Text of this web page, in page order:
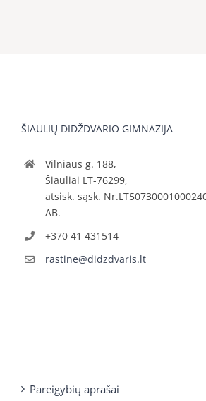
ŠIAULIŲ DIDŽDVARIO GIMNAZIJA
Vilniaus g. 188,
Šiauliai LT-76299,
atsisk. sąsk.
AB.
+370 41 431514
rastine@didzdvaris.lt
Pareigybių aprašai